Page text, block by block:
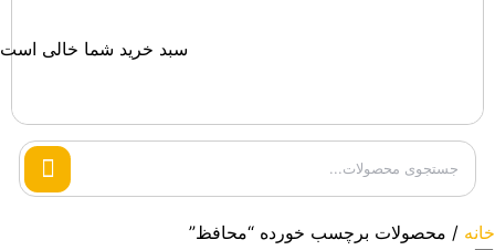
سبد خرید شما خالی
Search
خانه / محصولات برچسب خورده “محافظ”